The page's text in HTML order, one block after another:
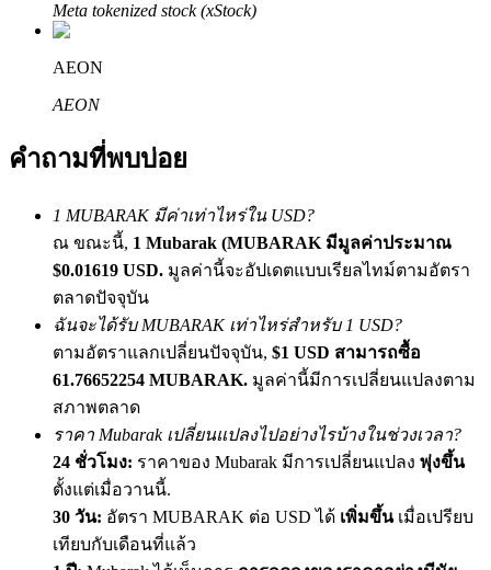
เชิญเพื่อนเพื่อรับรางวัลเงินสด
BTC Welcome Rewards
BTC Welcome Rewards
Deposit & Trade BTC to Share 25000 USDT prize pool!
Deposit CASHCAT & Win
Meta tokenized stock (xStock)
AEON
AEON
คำถามที่พบบ่อย
1 MUBARAK มีค่าเท่าไหร่ใน USD?
ณ ขณะนี้, 1 Mubarak (MUBARAK มีมูลค่าประมาณ
$0.01619 USD. มูลค่านี้จะอัปเดตแบบเรียลไทม์ตามอัตรา
ตลาดปัจจุบัน
ฉันจะได้รับ MUBARAK เท่าไหร่สำหรับ 1 USD?
ตามอัตราแลกเปลี่ยนปัจจุบัน, $1 USD สามารถซื้อ
61.76652254 MUBARAK. มูลค่านี้มีการเปลี่ยนแปลงตาม
สภาพตลาด
ราคา Mubarak เปลี่ยนแปลงไปอย่างไรบ้างในช่วงเวลา?
24 ชั่วโมง: ราคาของ Mubarak มีการเปลี่ยนแปลง พุ่งขึ้น
ตั้งแต่เมื่อวานนี้.
30 วัน: อัตรา MUBARAK ต่อ USD ได้ เพิ่มขึ้นเมื่อเปรียบ
เทียบกับเดือนที่แล้ว